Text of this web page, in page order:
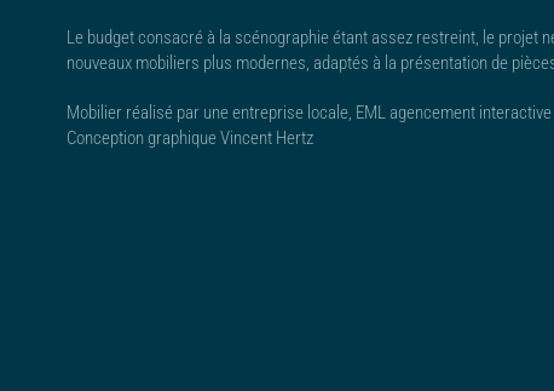
Le budget consacré à la scénographie étant assez restreint, le
nouveaux mobiliers plus modernes, adaptés à la présentation de
Mobilier réalisé par une entreprise locale, EML agencement interactive
Conception graphique Vincent Hertz